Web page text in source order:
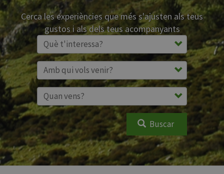
Cerca les experiències que més s'ajusten als teus
gustos i als dels teus acompanyants
Buscar